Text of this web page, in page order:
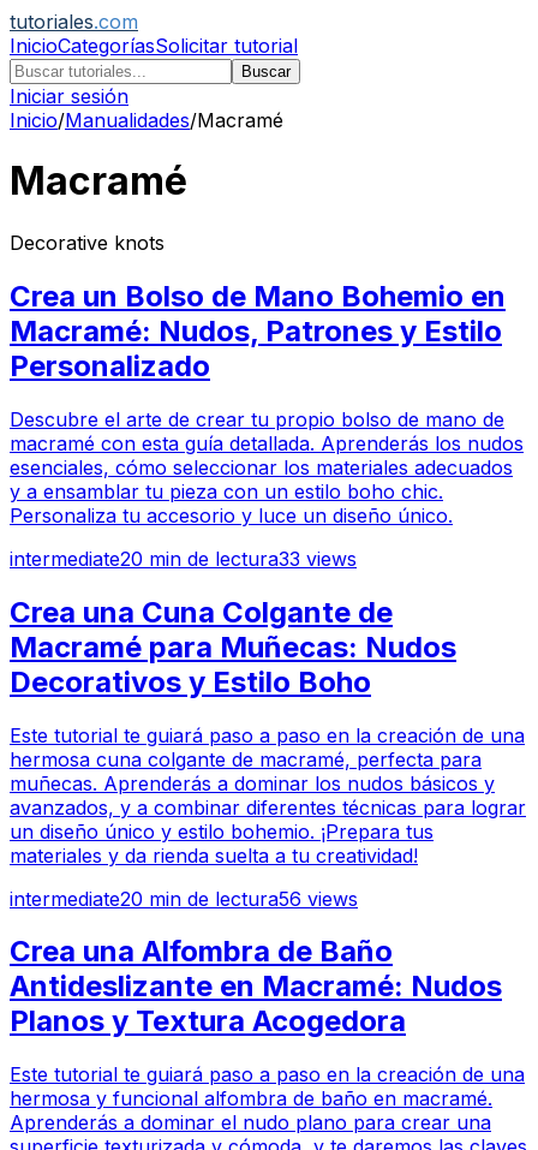
tutoriales.com
InicioCategoríasSolicitar tutorial
Buscar
Iniciar sesión
Inicio/Manualidades/Macramé
Macramé
Decorative knots
Crea un Bolso de Mano Bohemio en
Macramé: Nudos, Patrones y Estilo
Personalizado
Descubre el arte de crear tu propio bolso de mano de
macramé con esta guía detallada. Aprenderás los nudos
esenciales, cómo seleccionar los materiales adecuados
y a ensamblar tu pieza con un estilo boho chic.
Personaliza tu accesorio y luce un diseño único.
intermediate20 min de lectura33 views
Crea una Cuna Colgante de
Macramé para Muñecas: Nudos
Decorativos y Estilo Boho
Este tutorial te guiará paso a paso en la creación de una
hermosa cuna colgante de macramé, perfecta para
muñecas. Aprenderás a dominar los nudos básicos y
avanzados, y a combinar diferentes técnicas para lograr
un diseño único y estilo bohemio. ¡Prepara tus
materiales y da rienda suelta a tu creatividad!
intermediate20 min de lectura56 views
Crea una Alfombra de Baño
Antideslizante en Macramé: Nudos
Planos y Textura Acogedora
Este tutorial te guiará paso a paso en la creación de una
hermosa y funcional alfombra de baño en macramé.
Aprenderás a dominar el nudo plano para crear una